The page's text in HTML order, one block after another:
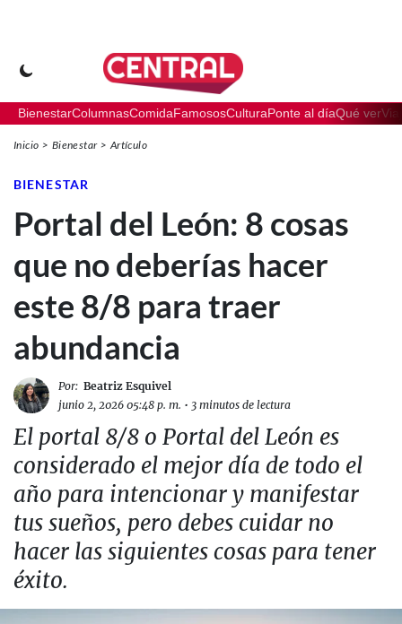
BienestarColumnasComidaFamososCulturaPonte al díaQué ver
Inicio Bienestar Artículo
BIENESTAR
Portal del León: 8 cosas
que no deberías hacer
este 8/8 para traer
abundancia
Por: Beatriz Esquivel
junio 2, 2026 05:48 p. m. • 3 minutos de lectura
El portal 8/8 o Portal del León es
considerado el mejor día de todo el
año para intencionar y manifestar
tus sueños, pero debes cuidar no
hacer las siguientes cosas para tener
éxito.